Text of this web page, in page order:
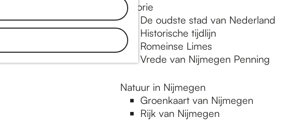
Historie
De oudste stad van Nederland
Historische tijdlijn
Romeinse Limes
Vrede van Nijmegen Penning
Natuur in Nijmegen
Groenkaart van Nijmegen
Rijk van Nijmegen